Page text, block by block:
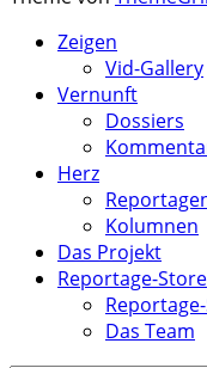
Zeigen
Vid-Gallery
Vernunft
Dossiers
Herz
Kolumnen
Das Projekt
Reportage-Store
Das Team